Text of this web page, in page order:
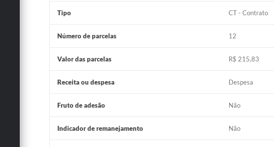
Tipo CT - Contrato
Número de parcelas 12
Valor das parcelas R$ 215,83
Receita ou despesa Despesa
Fruto de adesão Não
Indicador de remanejamento Não